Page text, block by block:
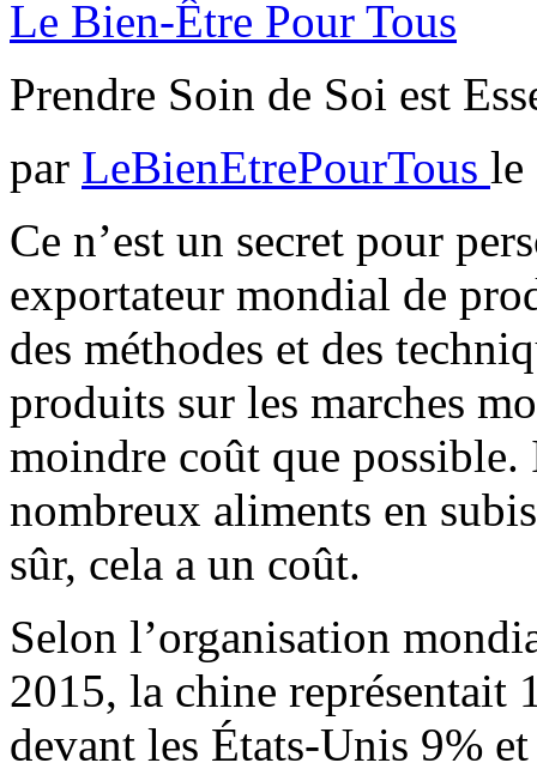
Le Bien-Être Pour Tous
Prendre Soin de Soi est
par LeBienEtrePourTous le
Ce n’est un secret pour
exportateur mondial de
des méthodes et des
produits sur les marches
moindre coût que possible.
nombreux aliments en
sûr, cela a un coût.
Selon l’organisation
2015, la chine représentait
devant les États-Unis 9%